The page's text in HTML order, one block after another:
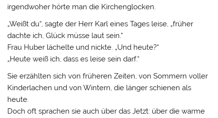
irgendwoher hörte man die Kirchenglocken.
„Weißt du“, sagte der Herr Karl eines Tages leise, „früher
dachte ich, Glück müsse laut sein.“
Frau Huber lächelte und nickte. „Und heute?“
„Heute weiß ich, dass es leise sein darf.“
Sie erzählten sich von früheren Zeiten, von Sommern voller
Kinderlachen und von Wintern, die länger schienen als
heute.
Doch oft sprachen sie auch über das Jetzt: über die warme